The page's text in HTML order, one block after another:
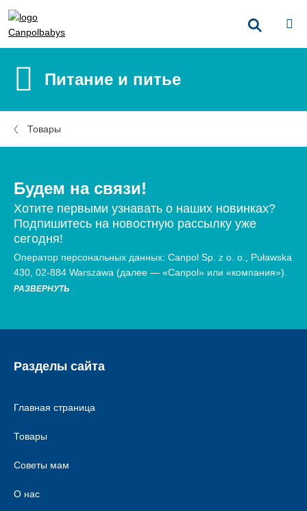
Питание и питье
Товары
Будем на связи!
Хотите первыми узнавать о наших новинках?
Подпишитесь на новостную рассылку уже
сегодня!
Оператор персональных данных: Canpol Sp. z o. o., Puławska
430, 02-884 Warszawa (далее — «Canpol» или «компания»).
РАЗВЕРНУТЬ
Разделы сайта
Главная страница
Товары
Советы мам
О нас